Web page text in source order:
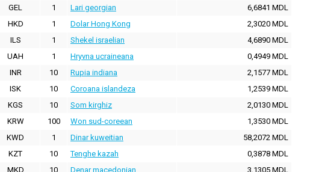
GEL
1 Lari georgian
6,6841 MDL
HKD
1 Dolar Hong Kong
2,3020 MDL
ILS
1 Shekel israelian
4,6890 MDL
UAH
1 Hryvna ucraineana
0,4949 MDL
INR
10 Rupia indiana
2,1577 MDL
ISK
10 Coroana islandeza
1,2539 MDL
KGS
10 Som kirghiz
2,0130 MDL
KRW
100 Won sud-coreean
1,3530 MDL
KWD
1 Dinar kuweitian
58,2072 MDL
KZT
10 Tenghe kazah
0,3878 MDL
MKD
10 Denar macedonian
3,1305 MDL